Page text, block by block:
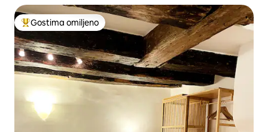
Najuspešniji među gostima omiljenim
Gostima omiljeno